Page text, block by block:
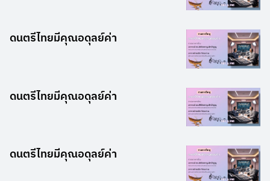
ดนตรีไทยมีคุณอดุลย์ค่า
ดนตรีไทยมีคุณอดุลย์ค่า
ดนตรีไทยมีคุณอดุลย์ค่า